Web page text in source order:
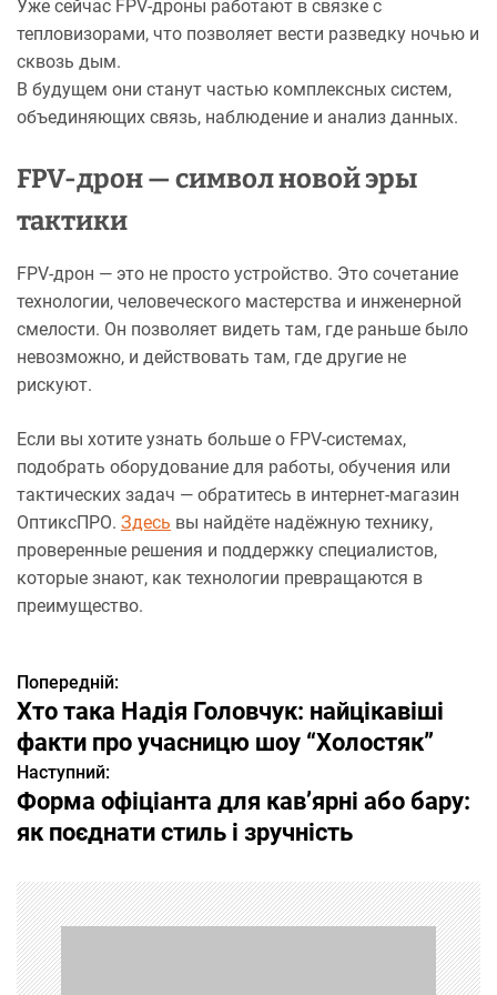
Уже сейчас FPV-дроны работают в связке с
тепловизорами, что позволяет вести разведку ночью и
сквозь дым.
В будущем они станут частью комплексных систем,
объединяющих связь, наблюдение и анализ данных.
FPV-дрон — символ новой эры
тактики
FPV-дрон — это не просто устройство. Это сочетание
технологии, человеческого мастерства и инженерной
смелости. Он позволяет видеть там, где раньше было
невозможно, и действовать там, где другие не
рискуют.
Если вы хотите узнать больше о FPV-системах,
подобрать оборудование для работы, обучения или
тактических задач — обратитесь в интернет-магазин
ОптиксПРО. Здесь вы найдёте надёжную технику,
проверенные решения и поддержку специалистов,
которые знают, как технологии превращаются в
преимущество.
Н
а
в
і
г
а
ц
Попередній:
Хто така Надія Головчук: найцікавіші
факти про учасницю шоу “Холостяк”
Наступний:
Форма офіціанта для кав’ярні або бару:
як поєднати стиль і зручність